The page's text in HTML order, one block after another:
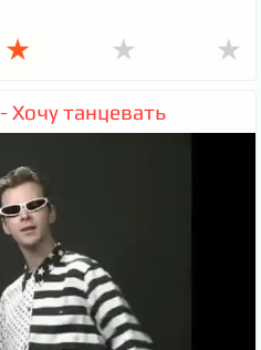
★ ★ ★
Хочу танцевать